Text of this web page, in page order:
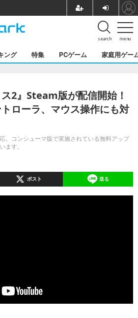
menu
search
ング 特集 PCゲーム 家庭用ゲー
ス2』Steam版が配信開始！
ローラ、マウス操作にも対
。コンシューマ版で実施されている無料アップ
ます。
ポスト 送る